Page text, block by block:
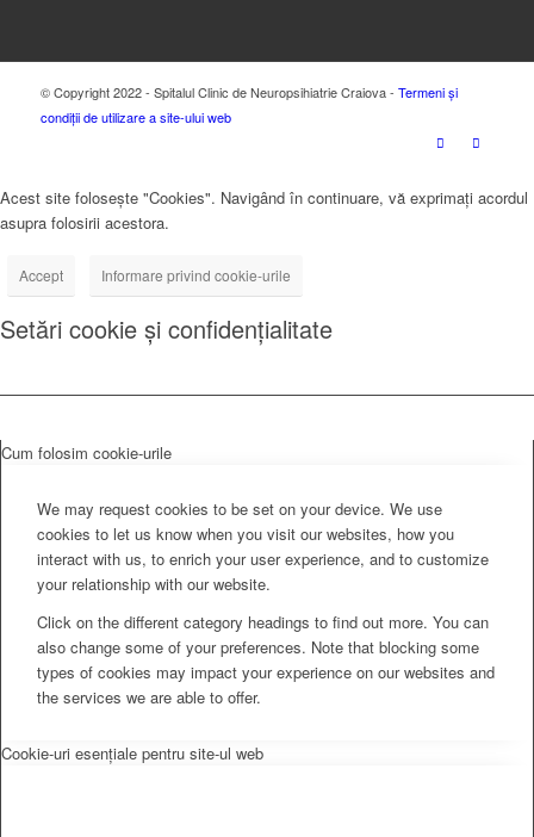
© Copyright 2022 - Spitalul Clinic de Neuropsihiatrie Craiova - Termeni și
condiții de utilizare a site-ului web
Acest site folosește "Cookies". Navigând în continuare, vă exprimați acordul
asupra folosirii acestora.
Accept Informare privind cookie-urile
Setări cookie și confidențialitate
Cum folosim cookie-urile
We may request cookies to be set on your device. We use
cookies to let us know when you visit our websites, how you
interact with us, to enrich your user experience, and to customize
your relationship with our website.
Click on the different category headings to find out more. You can
also change some of your preferences. Note that blocking some
types of cookies may impact your experience on our websites and
the services we are able to offer.
Cookie-uri esențiale pentru site-ul web